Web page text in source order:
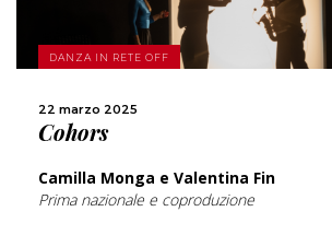
DANZA IN RETE OFF
22 marzo 2025
Cohors
Camilla Monga e Valentina Fin
Prima nazionale e coproduzione
SCOPRI DI PIÙ